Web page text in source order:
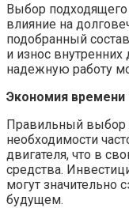
Выбор
влияние на
подобранный
и износ
надежную работу
Экономия времени
Правильный выбор
необходимости
двигателя, что в
средства.
могут значительно
будущем.